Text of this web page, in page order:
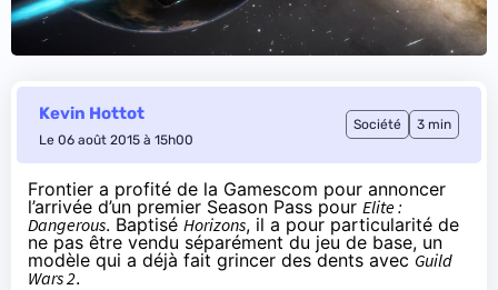
Kevin Hottot
Le 06 août 2015 à 15h00
Société 3 min
Frontier a profité de la Gamescom pour annoncer
l’arrivée d’un premier Season Pass pour Elite :
Dangerous. Baptisé Horizons, il a pour particularité de
ne pas être vendu séparément du jeu de base, un
modèle qui a déjà fait grincer des dents avecGuild
Wars 2.